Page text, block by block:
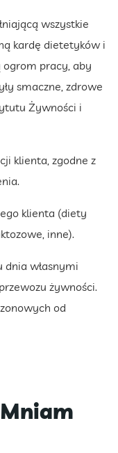
wszystkie
kardę dietetyków i
ogrom pracy, aby
smaczne, zdrowe
Żywności i
klienta, zgodne z
klienta (diety
inne).
dnia własnymi
żywności.
od